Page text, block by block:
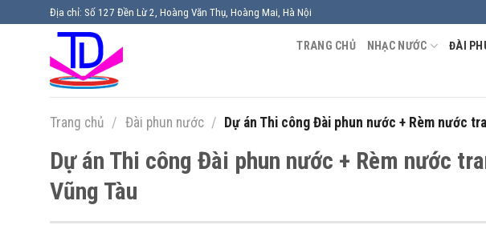
Địa chỉ: Số 127 Đền Lừ 2, Hoàng Văn Thụ, Hoàng Mai, Hà Nội
TRANG CHỦ NHẠC NƯỚC ĐÀI
Trang chủ / Đài phun nước / Dự án Thi công Đài phun nước + Rèm nước
Dự án Thi công Đài phun nước + Rèm nước
Vũng Tàu